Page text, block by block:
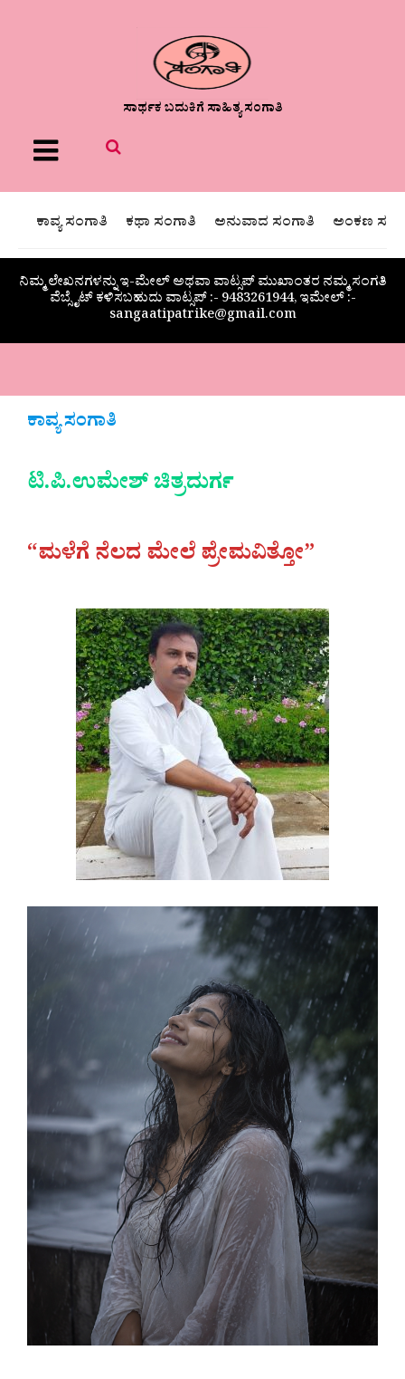
ಸಾರ್ಥಕ ಬದುಕಿಗೆ ಸಾಹಿತ್ಯ ಸಂಗಾತಿ
Menu
ಕಾವ್ಯ ಸಂಗಾತಿ ಕಥಾ ಸಂಗಾತಿ ಅನುವಾದ ಸಂಗಾತಿ ಅಂಕಣ
ನಿಮ್ಮ ಲೇಖನಗಳನ್ನು ಇ-ಮೇಲ್ ಅಥವಾ ವಾಟ್ಸಪ್ ಮುಖಾಂತರ ನಮ್ಮ ಸಂಗತಿ
ವೆಬ್ಸೈಟ್ ಕಳಿಸಬಹುದು ವಾಟ್ಸಪ್‌ :- 9483261944, ಇಮೇಲ್ :-
sangaatipatrike@gmail.com
ಕಾವ್ಯ ಸಂಗಾತಿ
ಟಿ.ಪಿ.ಉಮೇಶ್ ಚಿತ್ರದುರ್ಗ
“ಮಳೆಗೆ ನೆಲದ ಮೇಲೆ ಪ್ರೇಮವಿತ್ತೋ”